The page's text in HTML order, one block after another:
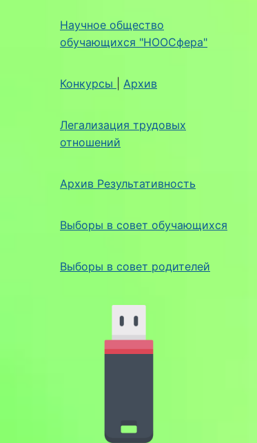
Научное общество
обучающихся "НООСфера"
Конкурсы Архив
Легализация трудовых
отношений
Архив Результативность
Выборы в совет обучающихся
Выборы в совет родителей